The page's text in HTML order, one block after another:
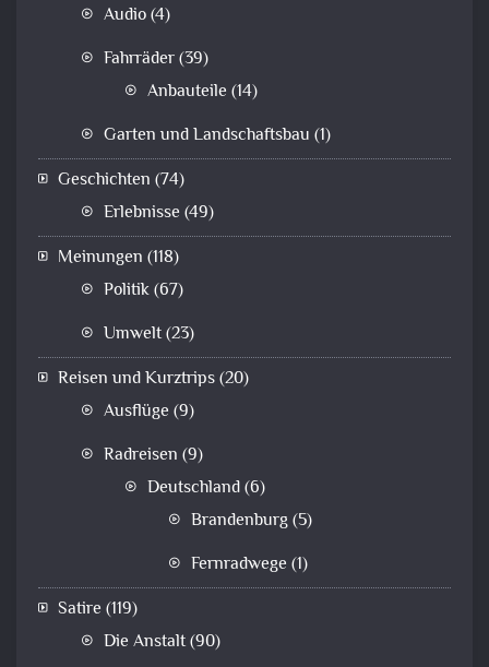
Audio(4)
Fahrräder(39)
Anbauteile (14)
Garten und Landschaftsbau (1)
Geschichten (74)
Erlebnisse (49)
Meinungen (118)
Politik(67)
Umwelt(23)
Reisen und Kurztrips(20)
Ausflüge (9)
Radreisen (9)
Deutschland(6)
Brandenburg(5)
Fernradwege (1)
Satire (119)
Die Anstalt(90)